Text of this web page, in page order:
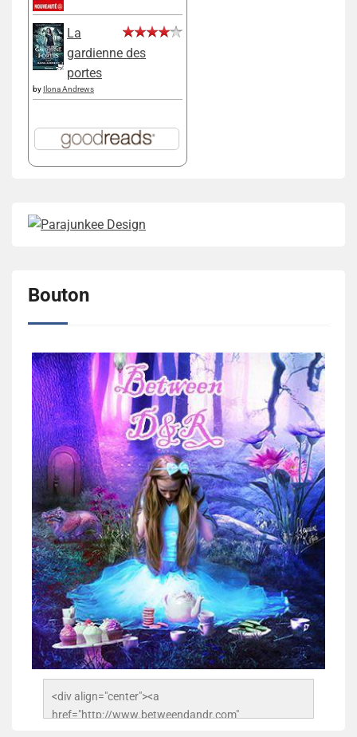
La
gardienne des
portes
by Ilona Andrews
Bouton
<div align="center"><a
href="http://www.betweendandr.com"